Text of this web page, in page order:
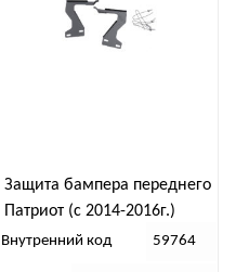
Защита бампера переднего
Патриот (с 2014-2016г.)
D76+D57 (двойная)
Внутренний код 59764